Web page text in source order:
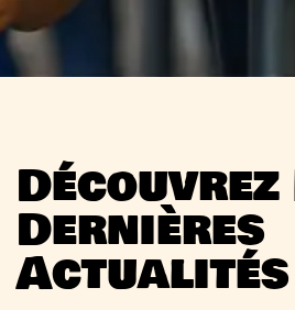
Découvrez
Dernières
Actualités